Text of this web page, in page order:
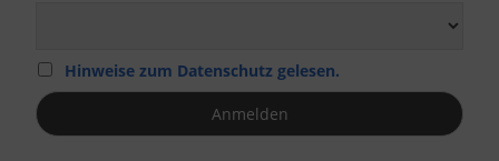
Hinweise zum Datenschutz gelesen.